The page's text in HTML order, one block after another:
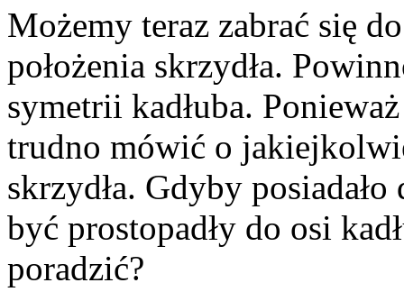
Możemy teraz zabrać się
położenia skrzydła.
symetrii kadłuba.
trudno mówić o
skrzydła. Gdyby
być prostopadły do osi
poradzić?